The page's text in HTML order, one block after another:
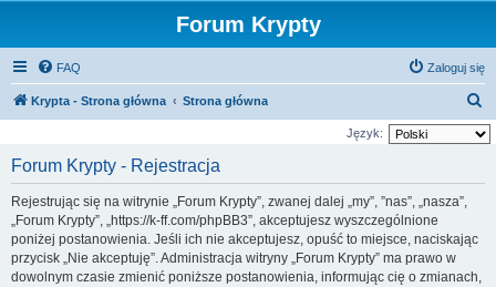
Forum Krypty
FAQ Zaloguj się
Krypta - Strona główna Strona główna
z
Język:
Forum Krypty - Rejestracja
Rejestrując się na witrynie „Forum Krypty”, zwanej dalej „my”, ”nas”, „nasza”,
„Forum Krypty”, „https://k-ff.com/phpBB3”, akceptujesz wyszczególnione
poniżej postanowienia. Jeśli ich nie akceptujesz, opuść to miejsce, naciskając
przycisk „Nie akceptuję”. Administracja witryny „Forum Krypty” ma prawo w
dowolnym czasie zmienić poniższe postanowienia, informując cię o zmianach,